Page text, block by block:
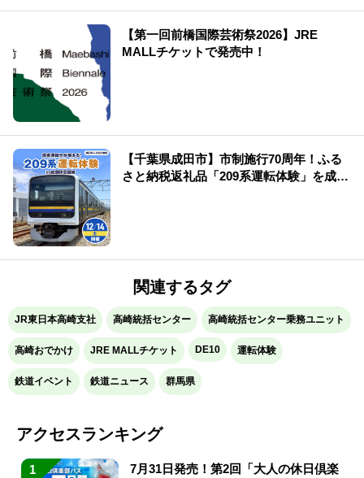
【第一回前橋国際芸術祭2026】JRE
MALLチケットで発売中！
【千葉県成田市】市制施行70周年！ふる
さと納税返礼品「209系運転体験」を成田
関連するタグ
JR東日本高崎支社 高崎統括センター 高崎統括センター乗務ユニット
高崎おでかけ JRE MALLチケット DE10 運転体験
鉄道イベント 鉄道ニュース 群馬県
アクセスランキング
1
7月31日発売！第2回「大人の休日倶楽